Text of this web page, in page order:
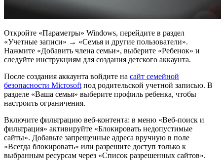
Откройте «Параметры» Windows, перейдите в раздел
«Учетные записи» → «Семья и другие пользователи».
Нажмите «Добавить члена семьи», выберите «Ребенок» и
следуйте инструкциям для создания детского аккаунта.
После создания аккаунта войдите на сайт семейной
безопасности Microsoftпод родительской учетной записью. В
разделе «Ваша семья» выберите профиль ребенка, чтобы
настроить ограничения.
Включите фильтрацию веб-контента: в меню «Веб-поиск и
фильтрация» активируйте «Блокировать недопустимые
сайты». Добавьте запрещенные адреса вручную в поле
«Всегда блокировать» или разрешите доступ только к
выбранным ресурсам через «Список разрешенных сайтов».